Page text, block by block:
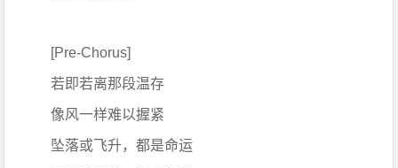
[Pre-Chorus]
若即若离那段温存
像风一样难以握紧
坠落或飞升，都是命运